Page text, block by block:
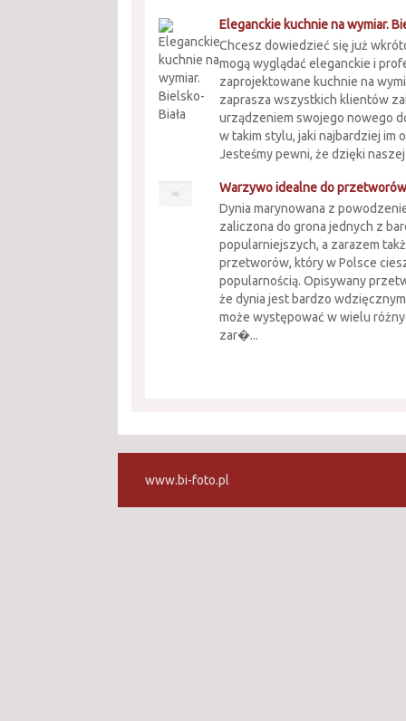
Eleganckie kuchnie na wymiar.
Chcesz dowiedzieć się już
mogą wyglądać eleganckie i
zaprojektowane kuchnie na
zaprasza wszystkich klientów
urządzeniem swojego nowego
w takim stylu, jaki najbardziej im
Jesteśmy pewni, że dzięki
Warzywo idealne do
Dynia marynowana z
zaliczona do grona jednych z
popularniejszych, a zarazem
przetworów, który w Polsce
popularnością. Opisywany
że dynia jest bardzo
może występować w wielu
zar�...
www.bi-foto.pl